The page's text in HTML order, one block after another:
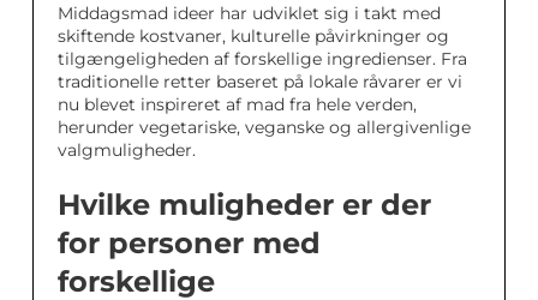
Middagsmad ideer har udviklet sig i takt med
skiftende kostvaner, kulturelle påvirkninger og
tilgængeligheden af forskellige ingredienser. Fra
traditionelle retter baseret på lokale råvarer er vi
nu blevet inspireret af mad fra hele verden,
herunder vegetariske, veganske og allergivenlige
valgmuligheder.
Hvilke muligheder er der
for personer med
forskellige